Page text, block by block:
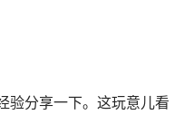
验分享一下。这玩意儿看